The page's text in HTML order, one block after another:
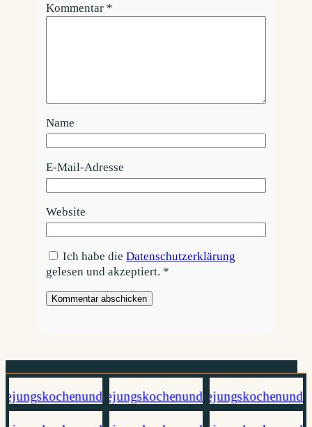
Kommentar *
Name
E-Mail-Adresse
Website
Ich habe dieDatenschutzerklärung
gelesen und akzeptiert. *